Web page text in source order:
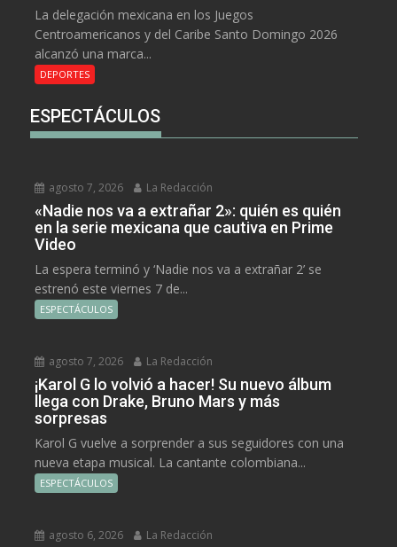
La delegación mexicana en los Juegos
Centroamericanos y del Caribe Santo Domingo 2026
alcanzó una marca...
DEPORTES
ESPECTÁCULOS
agosto 7, 2026 La Redacción
«Nadie nos va a extrañar 2»: quién es quién
en la serie mexicana que cautiva en Prime
Video
La espera terminó y ‘Nadie nos va a extrañar 2’ se
estrenó este viernes 7 de...
ESPECTÁCULOS
agosto 7, 2026 La Redacción
¡Karol G lo volvió a hacer! Su nuevo álbum
llega con Drake, Bruno Mars y más
sorpresas
Karol G vuelve a sorprender a sus seguidores con una
nueva etapa musical. La cantante colombiana...
ESPECTÁCULOS
agosto 6, 2026 La Redacción